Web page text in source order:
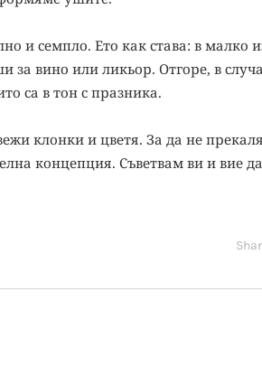
семпло. Ето как става: в малко
за вино или ликьор. Отгоре, в
са в тон с празника.
клонки и цветя. За да не
концепция. Съветвам ви и вие